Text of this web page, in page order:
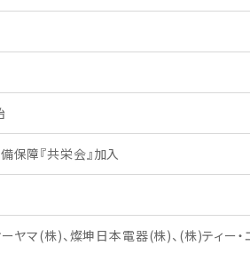
保障『共栄会』加入
ヤマ(株)、燦坤日本電器(株)、(株)ティー